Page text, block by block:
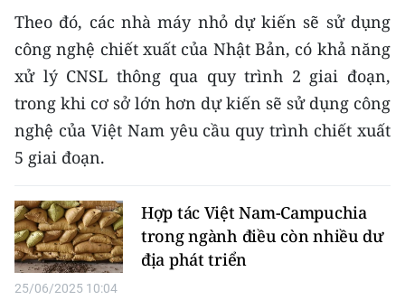
Video
Media Chính trị
Media Kinh tế
Media Văn hóa
Media Pháp luật
Media Du lịch
Media Thế giới
Theo đó, các nhà máy nhỏ dự kiến ​​sẽ sử dụng
công nghệ chiết xuất của Nhật Bản, có khả năng
xử lý CNSL thông qua quy trình 2 giai đoạn,
trong khi cơ sở lớn hơn dự kiến ​​sẽ sử dụng công
nghệ của Việt Nam yêu cầu quy trình chiết xuất
5 giai đoạn.
Hợp tác Việt Nam-Campuchia
trong ngành điều còn nhiều dư
địa phát triển
25/06/2025 10:04